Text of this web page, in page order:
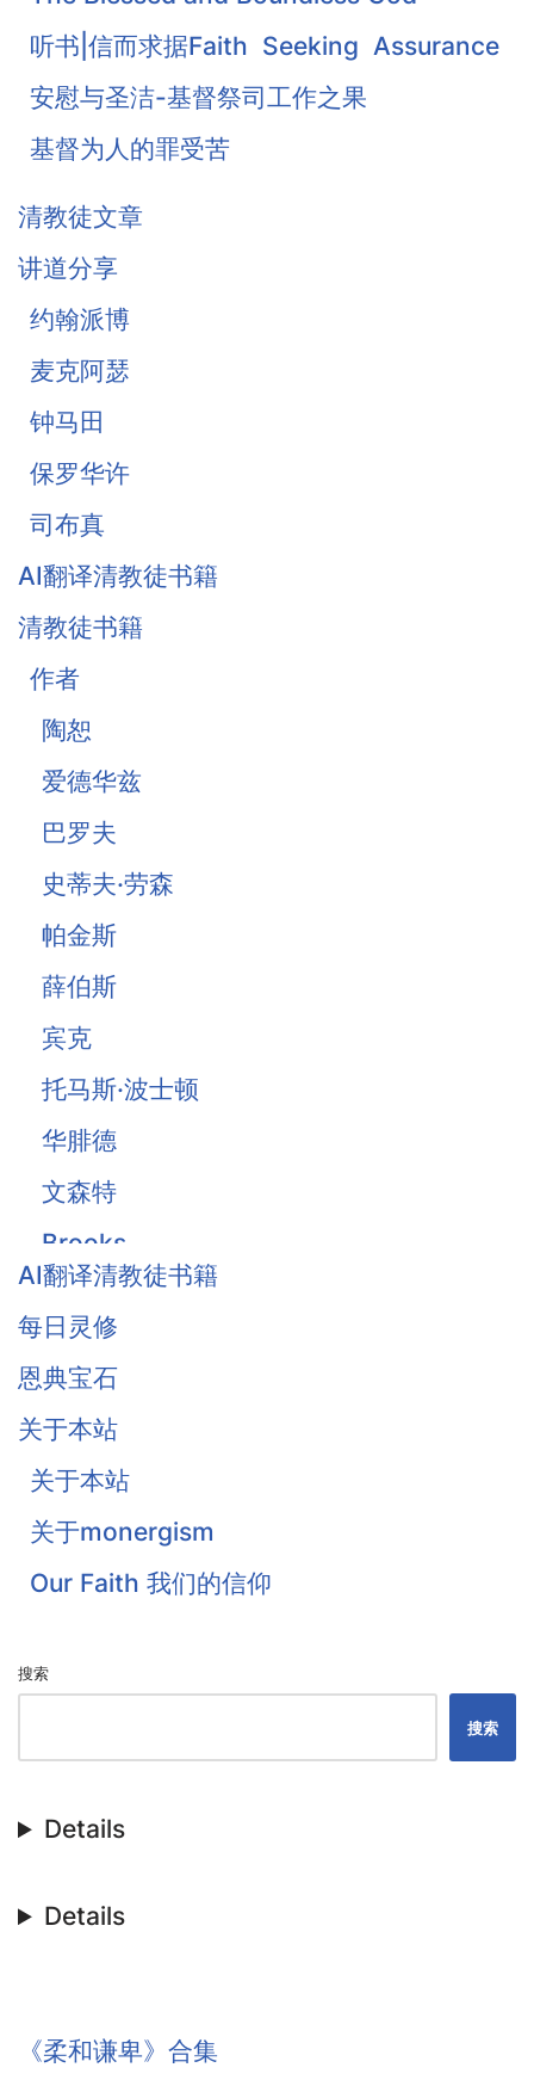
听书|信而求据Faith Seeking Assurance
安慰与圣洁-基督祭司工作之果
基督为人的罪受苦
基督徒的珍宝-知足
《柔和谦卑》合集
战胜罪恶的惧怕
清教徒文章
讲道分享
约翰派博
麦克阿瑟
钟马田
保罗华许
司布真
AI翻译清教徒书籍
清教徒书籍
作者
陶恕
爱德华兹
巴罗夫
史蒂夫·劳森
帕金斯
薛伯斯
宾克
托马斯·波士顿
华腓德
文森特
Brooks
Owen
Traill
Thomas Waston
Goodwin
Flavel
Colquhoun
戴恩·奥特伦
AI翻译清教徒书籍
每日灵修
恩典宝石
关于本站
关于本站
关于monergism
Our Faith 我们的信仰
搜索
搜索
Details
Details
《柔和谦卑》合集